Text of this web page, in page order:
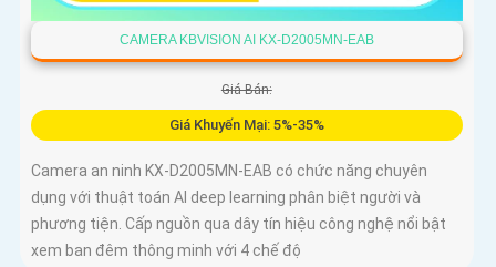
CAMERA KBVISION AI KX-D2005MN-EAB
Giá Bán:
Giá Khuyến Mại: 5%-35%
Camera an ninh KX-D2005MN-EAB có chức năng chuyên
dụng với thuật toán AI deep learning phân biệt người và
phương tiện. Cấp nguồn qua dây tín hiệu công nghệ nổi bật
xem ban đêm thông minh với 4 chế độ